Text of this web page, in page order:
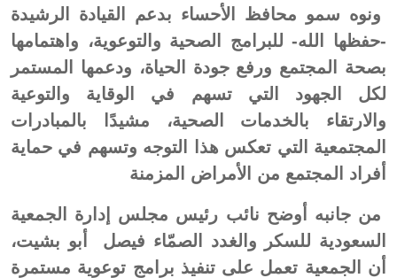
ونوه سمو محافظ الأحساء بدعم القيادة الرشيدة
-حفظها الله- للبرامج الصحية والتوعوية، واهتمامها
بصحة المجتمع ورفع جودة الحياة، ودعمها المستمر
لكل الجهود التي تسهم في الوقاية والتوعية
والارتقاء بالخدمات الصحية، مشيدًا بالمبادرات
المجتمعية التي تعكس هذا التوجه وتسهم في حماية
أفراد المجتمع من الأمراض المزمنة
من جانبه أوضح نائب رئيس مجلس إدارة الجمعية
السعودية للسكر والغدد الصمّاء فيصل أبو بشيت،
أن الجمعية تعمل على تنفيذ برامج توعوية مستمرة